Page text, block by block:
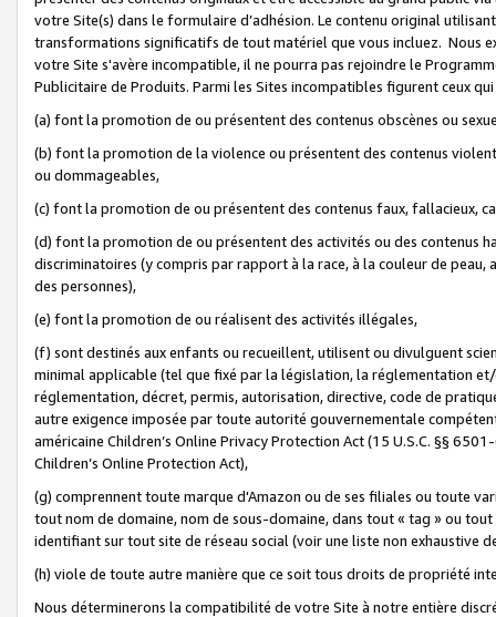
votre Site(s) dans le formulaire d’adhésion. Le contenu original
transformations significatifs de tout matériel que vous incluez. Nous
votre Site s'avère incompatible, il ne pourra pas rejoindre le
Publicitaire de Produits. Parmi les Sites incompatibles figurent ceux
(a) font la promotion de ou présentent des contenus obscènes ou
(b) font la promotion de la violence ou présentent des contenus
ou dommageables,
(c) font la promotion de ou présentent des contenus faux, fallacieux,
(d) font la promotion de ou présentent des activités ou des contenus
discriminatoires (y compris par rapport à la race, à la couleur de
des personnes),
(e) font la promotion de ou réalisent des activités illégales,
(f) sont destinés aux enfants ou recueillent, utilisent ou divulguent
minimal applicable (tel que fixé par la législation, la réglementation
réglementation, décret, permis, autorisation, directive, code de
autre exigence imposée par toute autorité gouvernementale
américaine Children’s Online Privacy Protection Act (15 U.S.C. §§
Children’s Online Protection Act),
(g) comprennent toute marque d'Amazon ou de ses filiales ou toute
tout nom de domaine, nom de sous-domaine, dans tout « tag » ou
identifiant sur tout site de réseau social (voir une liste non exhaustive
(h) viole de toute autre manière que ce soit tous droits de propriété
Nous déterminerons la compatibilité de votre Site à notre entière